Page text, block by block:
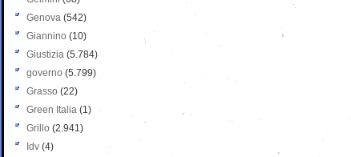
Genova (542)
Giannino (10)
Giustizia (5.784)
governo (5.799)
Grasso (22)
Green Italia (1)
Grillo (2.941)
Idv (4)